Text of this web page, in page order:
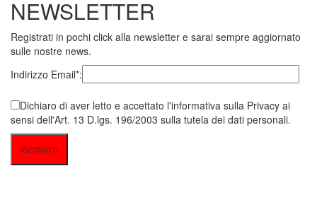
NEWSLETTER
Registrati in pochi click alla newsletter e sarai sempre aggiornato
sulle nostre news.
Indirizzo Email*:
Dichiaro di aver letto e accettato l'informativa sulla Privacy ai
sensi dell'Art. 13 D.lgs. 196/2003 sulla tutela dei dati personali.